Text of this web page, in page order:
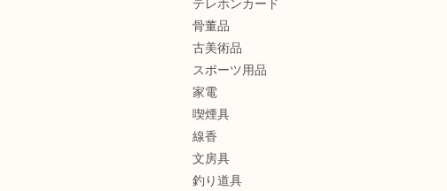
骨董品
古美術品
スポーツ用品
家電
喫煙具
線香
文房具
釣り道具